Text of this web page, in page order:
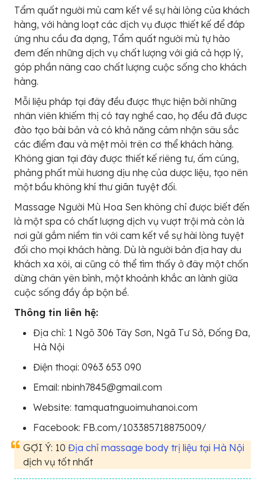
Tẩm quất người mù cam kết về sự hài lòng của khách
hàng, với hàng loạt các dịch vụ được thiết kế để đáp
ứng nhu cầu đa dạng, Tẩm quất người mù tự hào
đem đến những dịch vụ chất lượng với giá cả hợp lý,
góp phần nâng cao chất lượng cuộc sống cho khách
hàng.
Mỗi liệu pháp tại đây đều được thực hiện bởi những
nhân viên khiếm thị có tay nghề cao, họ đều đã được
đào tạo bài bản và có khả năng cảm nhận sâu sắc
các điểm đau và mệt mỏi trên cơ thể khách hàng.
Không gian tại đây được thiết kế riêng tư, ấm cúng,
phảng phất mùi hương dịu nhẹ của dược liệu, tạo nên
một bầu không khí thư giãn tuyệt đối.
Massage Người Mù Hoa Sen không chỉ được biết đến
là một spa có chất lượng dịch vụ vượt trội mà còn là
nơi gửi gắm niềm tin với cam kết về sự hài lòng tuyệt
đối cho mọi khách hàng. Dù là người bản địa hay du
khách xa xôi, ai cũng có thể tìm thấy ở đây một chốn
dừng chân yên bình, một khoảnh khắc an lành giữa
cuộc sống đầy ắp bộn bề.
Thông tin liên hệ:
Địa chỉ: 1 Ngõ 306 Tây Sơn, Ngã Tư Sở, Đống Đa,
Hà Nội
Điện thoại: 0963 653 090
Email: nbinh7845@gmail.com
Website: tamquatnguoimuhanoi.com
Facebook: FB.com/103385718875009/
GỢI Ý: 10 Địa chỉ massage body trị liệu tại Hà Nội
dịch vụ tốt nhất